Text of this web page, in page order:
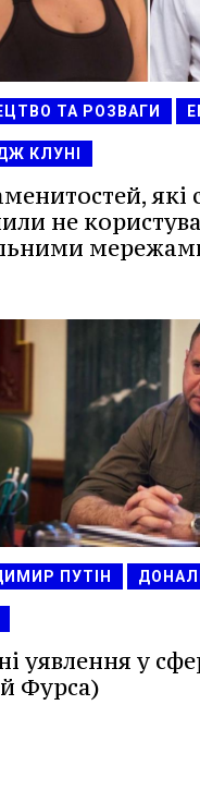
ТА РОЗВАГИ
КЛУНІ
які
не
ПУТІН
уявлення у
Фурса)